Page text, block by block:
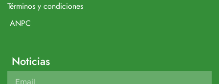
Términos y condiciones
ANPC
Noticias